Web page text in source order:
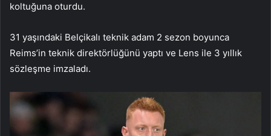
koltuğuna oturdu.
31 yaşındaki Belçikalı teknik adam 2 sezon boyunca
Reims’in teknik direktörlüğünü yaptı ve Lens ile 3 yıllık
sözleşme imzaladı.